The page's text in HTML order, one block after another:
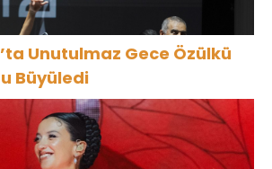
Gece Özülkü
Büyüledi